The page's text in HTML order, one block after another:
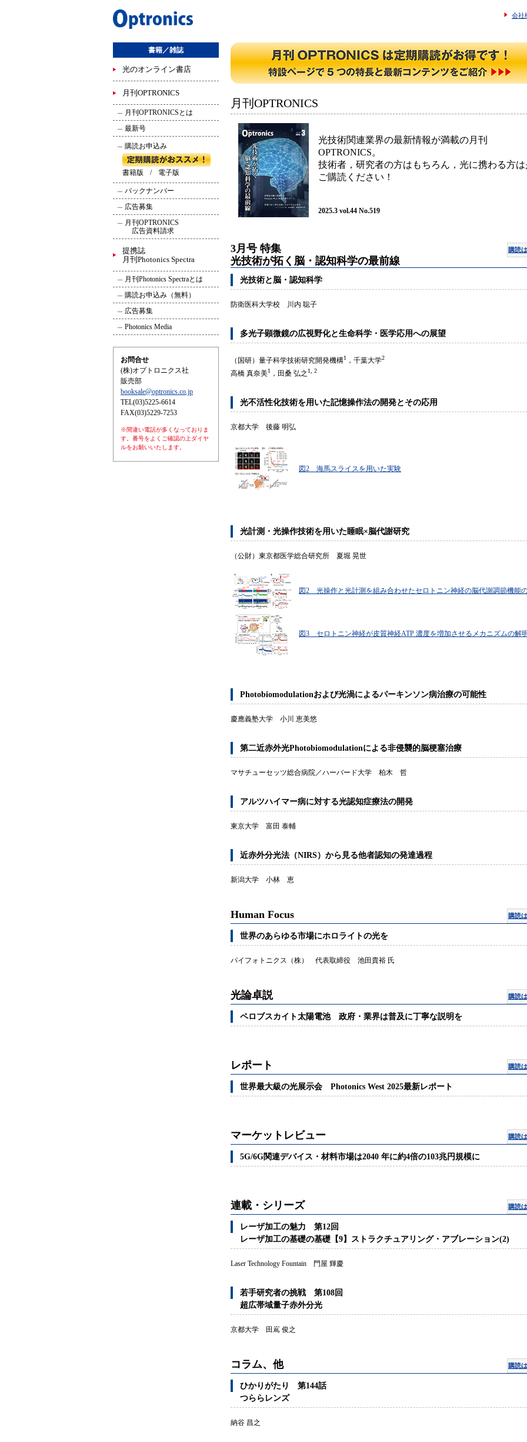
会社
書籍／雑誌
光のオンライン書店
月刊OPTRONICS
月刊OPTRONICSとは
最新号
購読お申込み
書籍版 / 電子版
バックナンバー
広告募集
月刊OPTRONICS
広告資料請求
提携誌
月刊Photonics Spectra
月刊Photonics Spectraとは
購読お申込み（無料）
広告募集
Photonics Media
お問合せ
(株)オプトロニクス社
販売部
booksale@optronics.co.jp
TEL(03)5225-6614
FAX(03)5229-7253
※間違い電話が多くなっておりま
す。番号をよくご確認の上ダイヤ
ルをお願いいたします。
月刊OPTRONICS
光技術関連業界の最新情報が満載の月刊
OPTRONICS。
技術者，研究者の方はもちろん，光に携わる方
ご購読ください！
2025.3 vol.44 No.519
3月号 特集
光技術が拓く脳・認知科学の最前線
購読
光技術と脳・認知科学
防衛医科大学校 川内 聡子
多光子顕微鏡の広視野化と生命科学・医学応用への展望
（国研）量子科学技術研究開発機構1 ，千葉大学2
高橋 真奈美1 ，田桑 弘之 1, 2
光不活性化技術を用いた記憶操作法の開発とその応用
京都大学 後藤 明弘
図2 海馬スライスを用いた実験
光計測・光操作技術を用いた睡眠×脳代謝研究
（公財）東京都医学総合研究所 夏堀 晃世
図2 光操作と光計測を組み合わせたセロトニン神経の脳代謝調節機能
図3 セロトニン神経が皮質神経ATP 濃度を増加させるメカニズムの解
Photobiomodulationおよび光渦によるパーキンソン病治療の可能性
慶應義塾大学 小川 恵美悠
第二近赤外光Photobiomodulationによる非侵襲的脳梗塞治療
マサチューセッツ総合病院／ハーバード大学 柏木 哲
アルツハイマー病に対する光認知症療法の開発
東京大学 富田 泰輔
近赤外分光法（NIRS）から見る他者認知の発達過程
新潟大学 小林 恵
Human Focus 購読
世界のあらゆる市場にホロライトの光を
パイフォトニクス（株） 代表取締役 池田貴裕 氏
光論卓説 購読
ペロブスカイト太陽電池 政府・業界は普及に丁寧な説明を
レポート 購読
世界最大級の光展示会 Photonics West 2025最新レポート
マーケットレビュー 購読
5G/6G関連デバイス・材料市場は2040 年に約4倍の103兆円規模に
連載・シリーズ 購読
レーザ加工の魅力 第12回
レーザ加工の基礎の基礎【9】ストラクチュアリング・アブレーション(2)
Laser Technology Fountain 門屋 輝慶
若手研究者の挑戦 第108回
超広帯域量子赤外分光
京都大学 田嶌 俊之
コラム、他 購読
ひかりがたり 第144話
つららレンズ
納谷 昌之